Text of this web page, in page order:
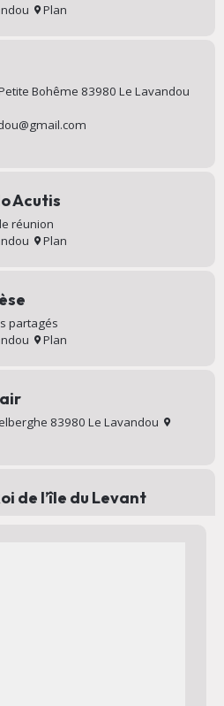
Plan
Bohême 83980 Le Lavandou
Acutis
réunion
Plan
partagés
Plan
83980 Le Lavandou
de l’île du Levant